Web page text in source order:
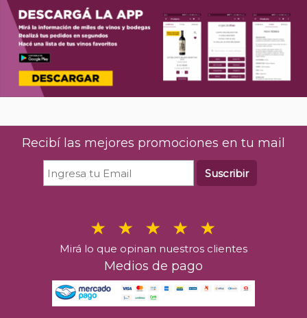
Recibí las mejores promociones en tu mail
Suscribir
Mirá lo que opinan nuestros clientes
Medios de pago